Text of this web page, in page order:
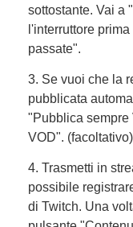
sottostante. Vai a
l'interruttore
passate".
3. Se vuoi che la
pubblicata
"Pubblica sempre
VOD". (facoltativo)
4. Trasmetti in
possibile
di Twitch. Una